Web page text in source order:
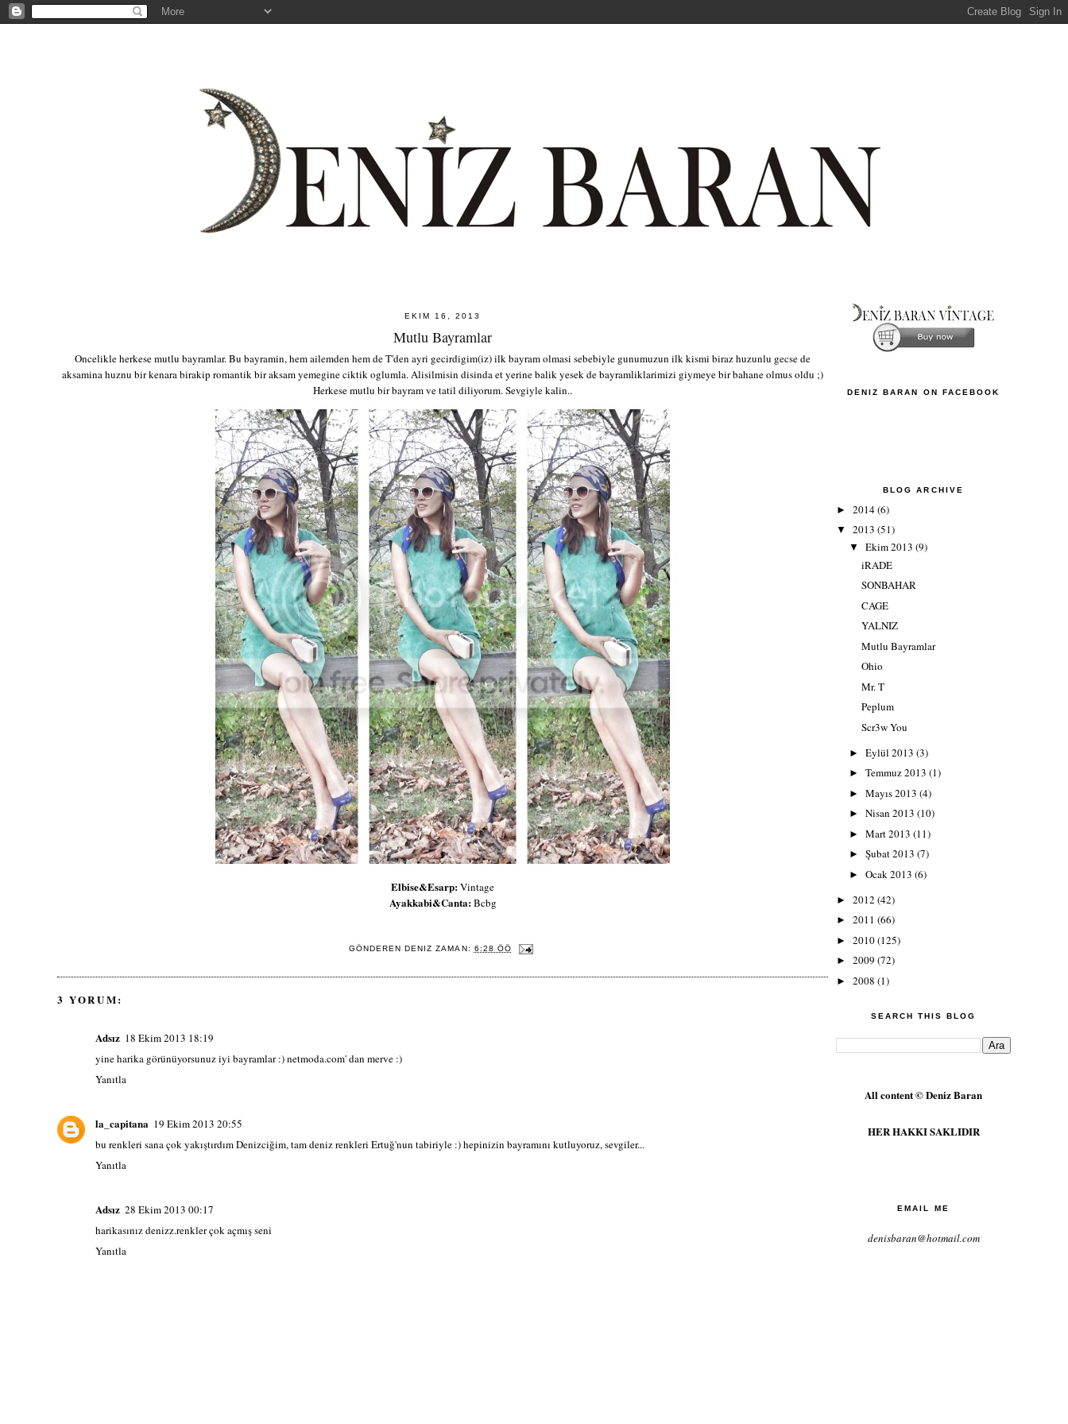
EKIM 16, 2013
Mutlu Bayramlar
Oncelikle herkese mutlu bayramlar. Bu bayramin, hem ailemden hem de T'den ayri gecirdigim(iz) ilk bayram olmasi sebebiyle gunumuzun ilk kismi biraz huzunlu gecse de
aksamina huznu bir kenara birakip romantik bir aksam yemegine ciktik oglumla. Alisilmisin disinda et yerine balik yesek de bayramliklarimizi giymeye bir bahane olmus oldu ;)
Herkese mutlu bir bayram ve tatil diliyorum. Sevgiyle kalin..
Elbise&Esarp:Vintage
Ayakkabi&Canta:Bcbg
GÖNDEREN DENIZ ZAMAN: 6:28 ÖÖ
3 YORUM:
Adsız 18 Ekim 2013 18:19
yine harika görünüyorsunuz iyi bayramlar :) netmoda.com' dan merve :)
Yanıtla
la_capitana 19 Ekim 2013 20:55
bu renkleri sana çok yakıştırdım Denizciğim, tam deniz renkleri Ertuğ'nun tabiriyle :) hepinizin bayramını kutluyoruz, sevgiler...
Yanıtla
Adsız 28 Ekim 2013 00:17
harikasınız denizz.renkler çok açmış seni
Yanıtla
DENIZ BARAN ON FACEBOOK
BLOG ARCHIVE
► 2014(6)
▼ 2013 (51)
▼ Ekim 2013 (9)
iRADE
SONBAHAR
CAGE
YALNIZ
Mutlu Bayramlar
Ohio
Mr. T
Peplum
Scr3w You
► Eylül 2013 (3)
► Temmuz 2013 (1)
► Mayıs 2013 (4)
► Nisan 2013 (10)
► Mart 2013 (11)
► Şubat 2013 (7)
► Ocak 2013 (6)
► 2012 (42)
► 2011 (66)
► 2010(125)
► 2009 (72)
► 2008 (1)
SEARCH THIS BLOG
All content © Deniz Baran
HER HAKKI SAKLIDIR
EMAIL ME
denisbaran@hotmail.com